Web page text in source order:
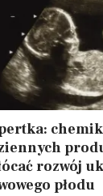
rozwój
płodu